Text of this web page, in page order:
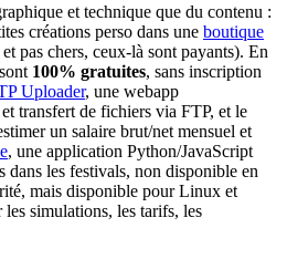
et technique que du contenu :
créations perso dans une boutique
pas chers, ceux-là sont payants). En
100% gratuites, sans inscription
Uploader, une webapp
transfert de fichiers via FTP, et le
un salaire brut/net mensuel et
, une application Python/JavaScript
dans les festivals, non disponible en
mais disponible pour Linux et
simulations, les tarifs, les